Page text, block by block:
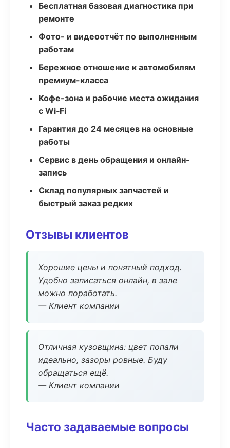
Бесплатная базовая диагностика при
ремонте
Фото- и видеоотчёт по выполненным
работам
Бережное отношение к автомобилям
премиум-класса
Кофе-зона и рабочие места ожидания
с Wi‑Fi
Гарантия до 24 месяцев на основные
работы
Сервис в день обращения и онлайн-
запись
Склад популярных запчастей и
быстрый заказ редких
Отзывы клиентов
Хорошие цены и понятный подход.
Удобно записаться онлайн, в зале
можно поработать.
— Клиент компании
Отличная кузовщина: цвет попали
идеально, зазоры ровные. Буду
обращаться ещё.
— Клиент компании
Часто задаваемые вопросы